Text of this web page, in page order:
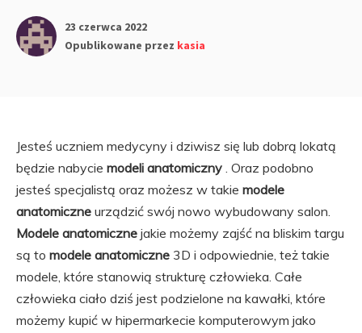
23 czerwca 2022
Opublikowane przez kasia
Jesteś uczniem medycyny i dziwisz się lub dobrą lokatą
będzie nabycie modeli anatomiczny . Oraz podobno
jesteś specjalistą oraz możesz w takie modele
anatomiczne urządzić swój nowo wybudowany salon.
Modele anatomiczne jakie możemy zajść na bliskim targu
są to modele anatomiczne 3D i odpowiednie, też takie
modele, które stanowią strukturę człowieka. Całe
człowieka ciało dziś jest podzielone na kawałki, które
możemy kupić w hipermarkecie komputerowym jako